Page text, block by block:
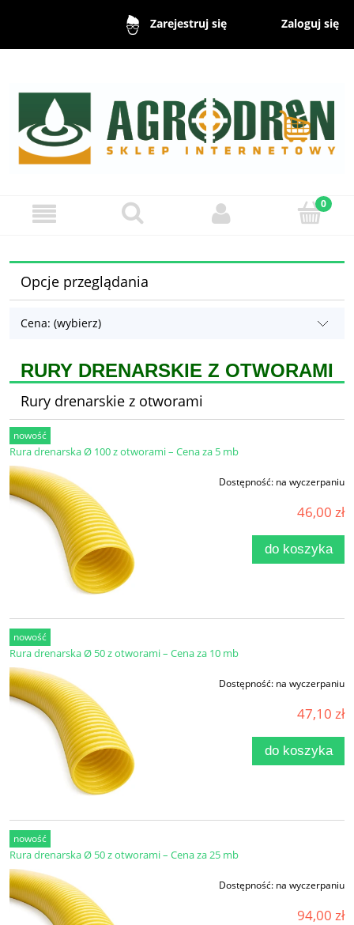
Zarejestruj się Zaloguj się
Opcje przeglądania
Cena: (wybierz)
RURY DRENARSKIE Z OTWORAMI
Rury drenarskie z otworami
Rura drenarska Ø 100 z otworami – Cena za 5 mb
Dostępność: na wyczerpaniu
46,00 zł
do koszyka
nowość
Rura drenarska Ø 50 z otworami – Cena za 10 mb
Dostępność: na wyczerpaniu
47,10 zł
do koszyka
nowość
Rura drenarska Ø 50 z otworami – Cena za 25 mb
Dostępność: na wyczerpaniu
94,00 zł
nowość